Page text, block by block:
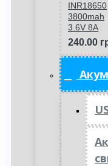
INR18650
3800mah
3.6V 8A
240.00